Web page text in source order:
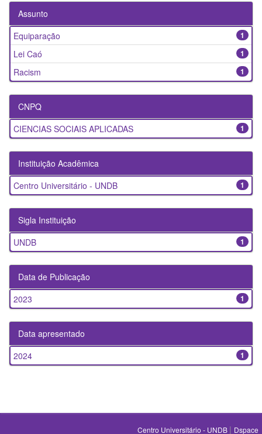
Assunto
1
Equiparação
1
Lei Caó
1
Racism
CNPQ
1
CIENCIAS SOCIAIS APLICADAS
Instituição Acadêmica
1
Centro Universitário - UNDB
Sigla Instituição
1
UNDB
Data de Publicação
1
2023
Data apresentado
1
2024
Centro Universitário - UNDB | Dspace